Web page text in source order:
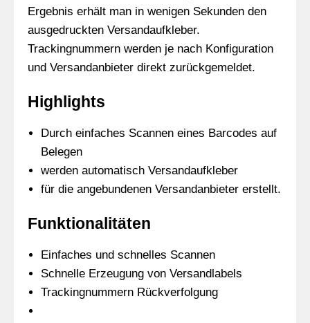
Ergebnis erhält man in wenigen Sekunden den
ausgedruckten Versandaufkleber.
Trackingnummern werden je nach Konfiguration
und Versandanbieter direkt zurückgemeldet.
Highlights
Durch einfaches Scannen eines Barcodes auf
Belegen
werden automatisch Versandaufkleber
für die angebundenen Versandanbieter erstellt.
Funktionalitäten
Einfaches und schnelles Scannen
Schnelle Erzeugung von Versandlabels
Trackingnummern Rückverfolgung